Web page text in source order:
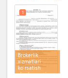
Brokerlik
xizmatlari
ko'rsatish
shartnomasi
1